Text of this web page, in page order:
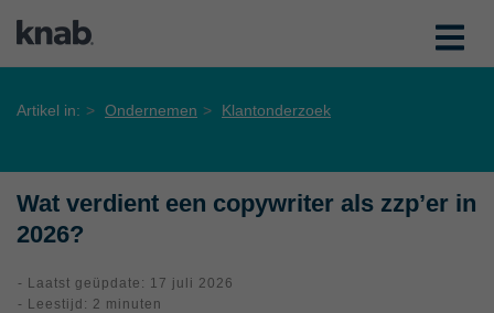
Artikel in: Ondernemen Klantonderzoek
Wat verdient een copywriter als zzp’er in
2026?
- Laatst geüpdate: 17 juli 2026
- Leestijd: 2 minuten